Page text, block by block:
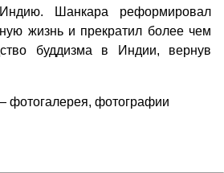
Шанкара реформировал
жизнь и прекратил более чем
буддизма в Индии, вернув
фотографии